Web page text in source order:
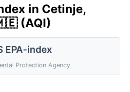
in Cetinje,
(AQI)
EPA-index
Protection Agency